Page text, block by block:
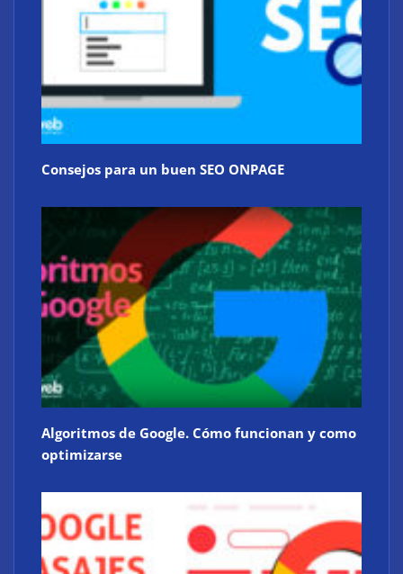
Consejos para un buen SEO ONPAGE
Algoritmos de Google. Cómo funcionan y como
optimizarse